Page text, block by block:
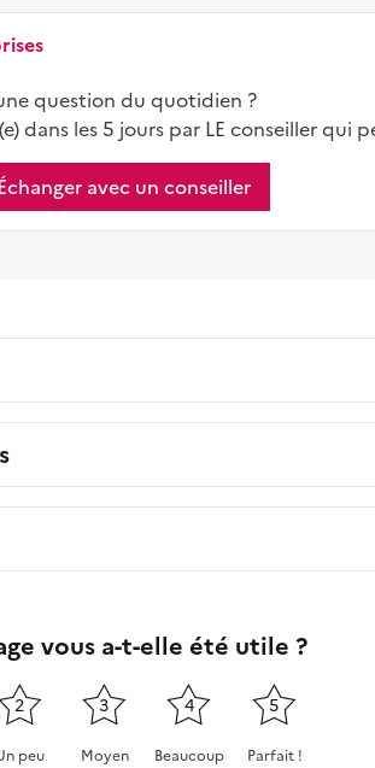
question du quotidien ?
dans les 5 jours par LE conseiller qui
avec un conseiller
vous a-t-elle été utile ?
2
peu
3
Moyen
4
Beaucoup
5
Parfait !